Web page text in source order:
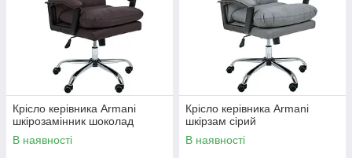
Крісло керівника Armani
шкірозамінник шоколад
В наявності
Крісло керівника Armani
шкірзам сірий
В наявності